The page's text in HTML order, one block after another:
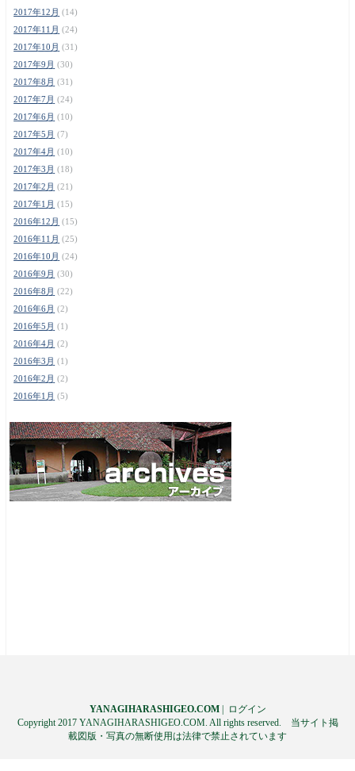
2017年12月 (14)
2017年11月 (24)
2017年10月 (31)
2017年9月 (30)
2017年8月 (31)
2017年7月 (24)
2017年6月 (10)
2017年5月 (7)
2017年4月 (10)
2017年3月 (18)
2017年2月 (21)
2017年1月 (15)
2016年12月 (15)
2016年11月 (25)
2016年10月 (24)
2016年9月 (30)
2016年8月 (22)
2016年6月 (2)
2016年5月 (1)
2016年4月 (2)
2016年3月 (1)
2016年2月 (2)
2016年1月 (5)
YANAGIHARASHIGEO.COM|
ログイン
Copyright 2017 YANAGIHARASHIGEO.COM. All rights reserved. 当サイト掲
載図版・写真の無断使用は法律で禁止されています